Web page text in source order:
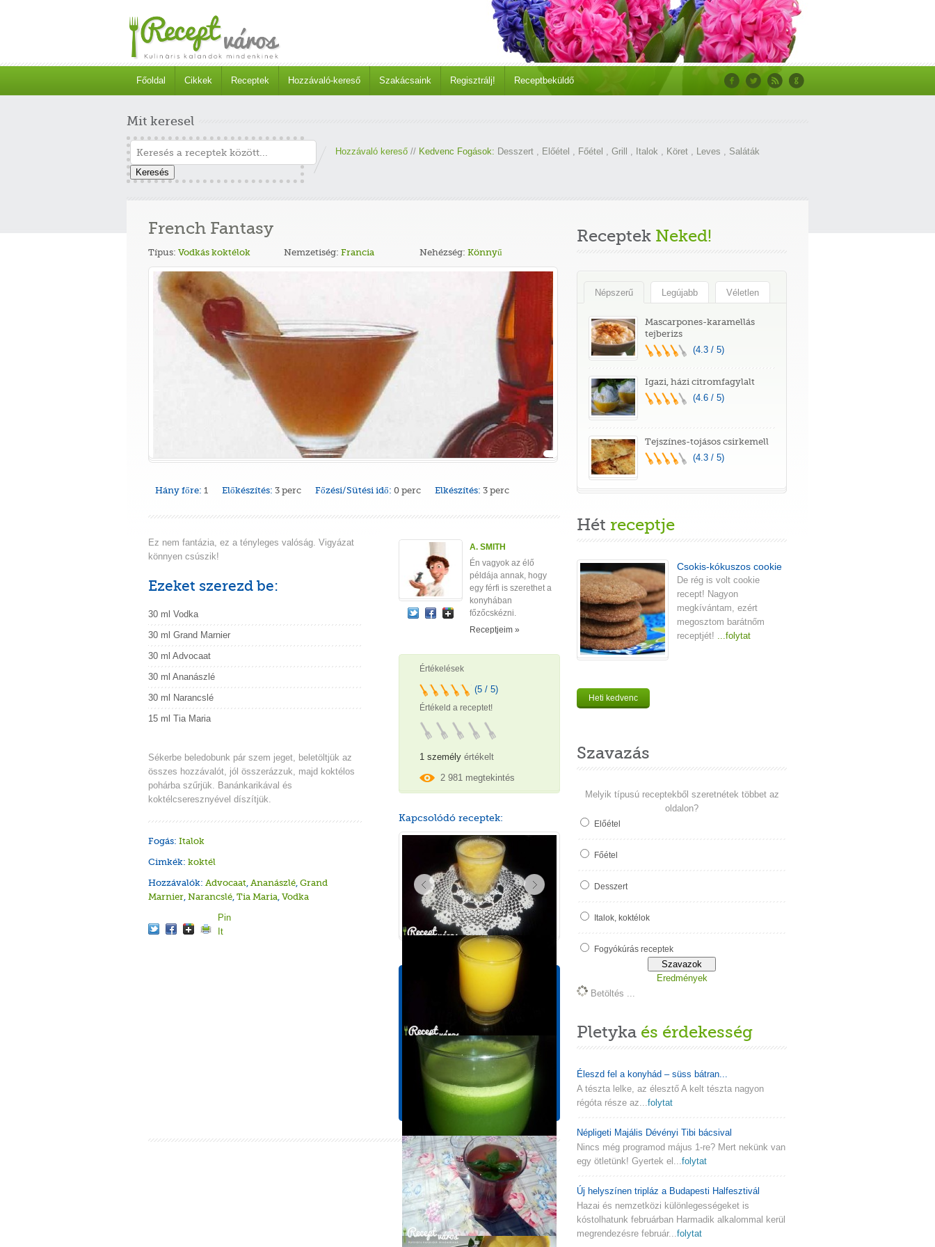
Főoldal Cikkek Receptek Hozzávaló-kereső Szakácsaink Regisztrálj! Receptbeküldő
Mit keresel
Keresés
Hozzávaló kereső // Kedvenc Fogások: Desszert , Előétel , Főétel , Grill , Italok , Köret , Leves , Saláták
French Fantasy
Típus: Vodkás koktélok Nemzetiség: Francia Nehézség: Könnyű
Hány főre: 1 Előkészítés: 3 perc Főzési/Sütési idő: 0 perc Elkészítés: 3 perc
Ez nem fantázia, ez a tényleges valóság. Vigyázat
könnyen csúszik!
Ezeket szerezd be:
30 ml Vodka
30 ml Grand Marnier
30 ml Advocaat
30 ml Ananászlé
30 ml Narancslé
15 ml Tia Maria
Sékerbe beledobunk pár szem jeget, beletöltjük az
összes hozzávalót, jól összerázzuk, majd koktélos
pohárba szűrjük. Banánkarikával és
koktélcseresznyével díszítjük.
Fogás: Italok
Cimkék: koktél
Hozzávalók: Advocaat, Ananászlé, Grand
Marnier, Narancslé, Tia Maria, Vodka
Pin
It
A. SMITH
Én vagyok az élő
példája annak, hogy
egy férfi is szerethet a
konyhában
főzőcskézni.
Receptjeim »
Értékelések
(5 / 5)
Értékeld a receptet!
1 személy értékelt
2 981 megtekintés
Kapcsolódó receptek:
Tápérték információk
1 adagra vonatkozik!
298 kcal
Összes Zsír
1,9 g
Koleszterin
Szénhidrát
15,8 g
Cukor
30,1 g
Fehérje
1,5 g
Receptek Neked!
Népszerű Legújabb Véletlen
Mascarpones-karamellás
tejberizs
(4.3 / 5)
Igazi, házi citromfagylalt
(4.6 / 5)
Tejszínes-tojásos csirkemell
(4.3 / 5)
Hét receptje
Csokis-kókuszos cookie
De rég is volt cookie
recept! Nagyon
megkívántam, ezért
megosztom barátnőm
receptjét! ...folytat
Heti kedvenc
Szavazás
Melyik típusú receptekből szeretnétek többet az
oldalon?
Előétel
Főétel
Desszert
Italok, koktélok
Fogyókúrás receptek
Eredmények
Betöltés ...
Pletyka és érdekesség
Éleszd fel a konyhád – süss bátran...
A tészta lelke, az élesztő A kelt tészta nagyon
régóta része az...folytat
Népligeti Majális Dévényi Tibi bácsival
Nincs még programod május 1-re? Mert nekünk van
egy ötletünk! Gyertek el...folytat
Új helyszínen tripláz a Budapesti Halfesztivál
Hazai és nemzetközi különlegességeket is
kóstolhatunk februárban Harmadik alkalommal kerül
megrendezésre február...folytat